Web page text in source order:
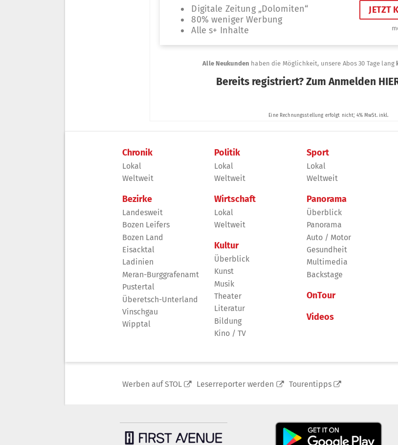
Chronik
Lokal
Weltweit
Bezirke
Landesweit
Bozen Leifers
Bozen Land
Eisacktal
Ladinien
Meran-Burggrafenamt
Pustertal
Überetsch-Unterland
Vinschgau
Wipptal
Politik
Lokal
Weltweit
Wirtschaft
Lokal
Weltweit
Kultur
Überblick
Kunst
Musik
Theater
Literatur
Bildung
Kino / TV
Sport
Lokal
Weltweit
Panorama
Überblick
Panorama
Auto / Motor
Gesundheit
Multimedia
Backstage
OnTour
Videos
Werben auf STOL Leserreporter werden Tourentipps